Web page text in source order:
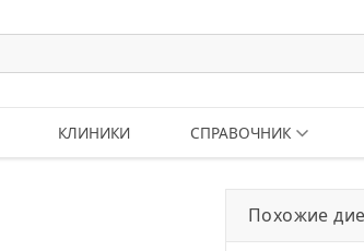
КЛИНИКИ СПРАВОЧНИК
Похожие